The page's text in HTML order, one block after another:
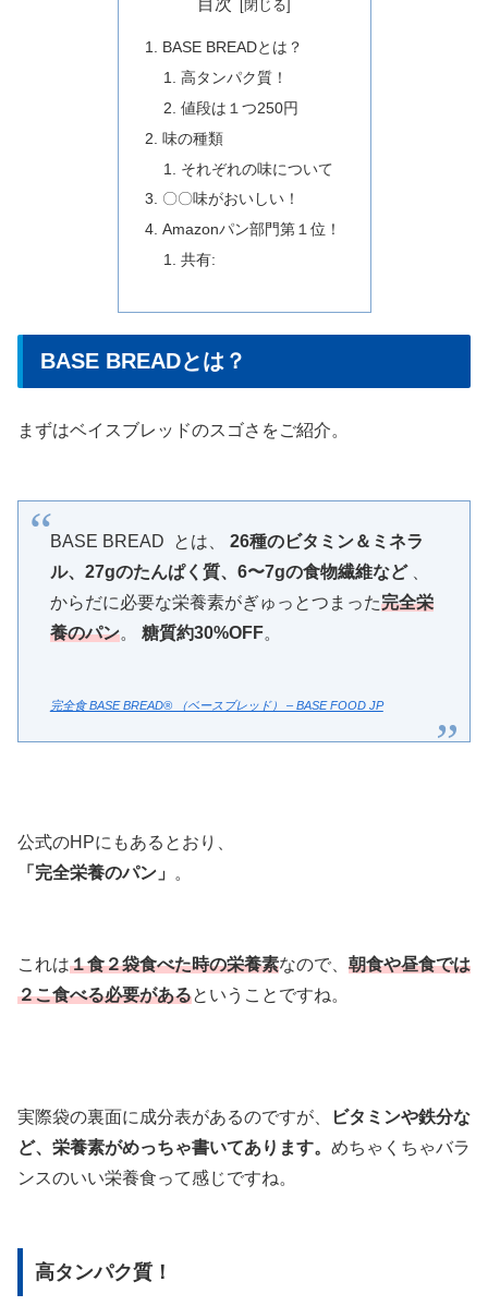
BASE BREADとは？
高タンパク質！
値段は１つ250円
味の種類
それぞれの味について
〇〇味がおいしい！
Amazonパン部門第１位！
共有:
BASE BREADとは？
まずはベイスブレッドのスゴさをご紹介。
BASE BREAD とは、 26種のビタミン＆ミネラ
ル、27gのたんぱく質、6〜7gの食物繊維など
からだに必要な栄養素がぎゅっとつまった完全栄
養のパン。 糖質約30%OFF。
完全食 BASE BREAD® （ベースブレッド） – BASE FOOD JP
公式のHPにもあるとおり、
「完全栄養のパン」
。
これは１食２袋食べた時の栄養素なので、 朝食や昼食では
２こ食べる必要があるということですね。
実際袋の裏面に成分表があるのですが、
ビタミンや鉄分な
ど、栄養素がめっちゃ書いてあります。 めちゃくちゃバラ
ンスのいい栄養食って感じですね。
高タンパク質！